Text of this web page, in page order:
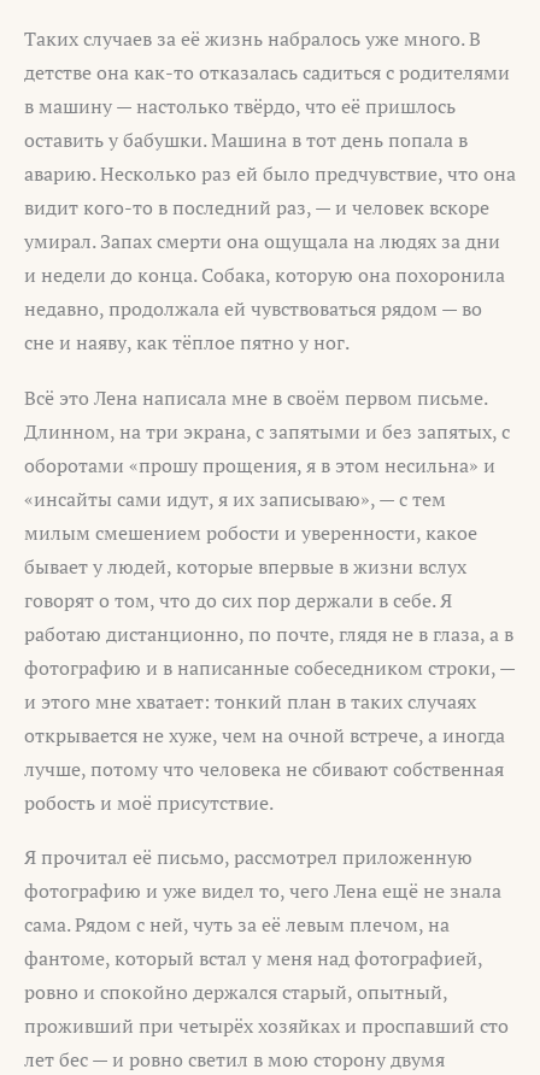
Таких случаев за её жизнь набралось уже много. В
детстве она как-то отказалась садиться с родителями
в машину — настолько твёрдо, что её пришлось
оставить у бабушки. Машина в тот день попала в
аварию. Несколько раз ей было предчувствие, что она
видит кого-то в последний раз, — и человек вскоре
умирал. Запах смерти она ощущала на людях за дни
и недели до конца. Собака, которую она похоронила
недавно, продолжала ей чувствоваться рядом — во
сне и наяву, как тёплое пятно у ног.
Всё это Лена написала мне в своём первом письме.
Длинном, на три экрана, с запятыми и без запятых, с
оборотами «прошу прощения, я в этом несильна» и
«инсайты сами идут, я их записываю», — с тем
милым смешением робости и уверенности, какое
бывает у людей, которые впервые в жизни вслух
говорят о том, что до сих пор держали в себе. Я
работаю дистанционно, по почте, глядя не в глаза, а в
фотографию и в написанные собеседником строки, —
и этого мне хватает: тонкий план в таких случаях
открывается не хуже, чем на очной встрече, а иногда
лучше, потому что человека не сбивают собственная
робость и моё присутствие.
Я прочитал её письмо, рассмотрел приложенную
фотографию и уже видел то, чего Лена ещё не знала
сама. Рядом с ней, чуть за её левым плечом, на
фантоме, который встал у меня над фотографией,
ровно и спокойно держался старый, опытный,
проживший при четырёх хозяйках и проспавший сто
лет бес — и ровно светил в мою сторону двумя